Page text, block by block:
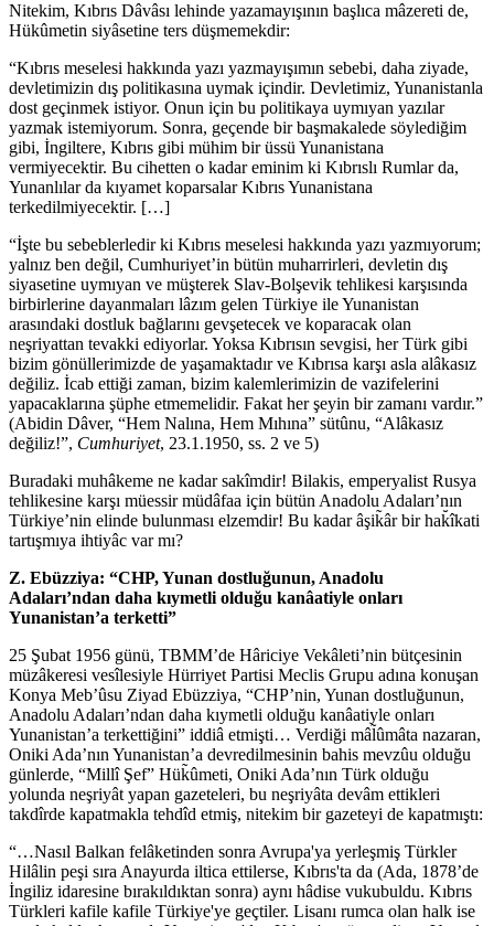
Nitekim, Kıbrıs Dâvâsı lehinde yazamayışının başlıca mâzereti de,
Hükûmetin siyâsetine ters düşmemekdir:
“Kıbrıs meselesi hakkında yazı yazmayışımın sebebi, daha ziyade,
devletimizin dış politikasına uymak içindir. Devletimiz, Yunanistanla
dost geçinmek istiyor. Onun için bu politikaya uymıyan yazılar
yazmak istemiyorum. Sonra, geçende bir başmakalede söylediğim
gibi, İngiltere, Kıbrıs gibi mühim bir üssü Yunanistana
vermiyecektir. Bu cihetten o kadar eminim ki Kıbrıslı Rumlar da,
Yunanlılar da kıyamet koparsalar Kıbrıs Yunanistana
terkedilmiyecektir. […]
“İşte bu sebeblerledir ki Kıbrıs meselesi hakkında yazı yazmıyorum;
yalnız ben değil, Cumhuriyet’in bütün muharrirleri, devletin dış
siyasetine uymıyan ve müşterek Slav-Bolşevik tehlikesi karşısında
birbirlerine dayanmaları lâzım gelen Türkiye ile Yunanistan
arasındaki dostluk bağlarını gevşetecek ve koparacak olan
neşriyattan tevakki ediyorlar. Yoksa Kıbrısın sevgisi, her Türk gibi
bizim gönüllerimizde de yaşamaktadır ve Kıbrısa karşı asla alâkasız
değiliz. İcab ettiği zaman, bizim kalemlerimizin de vazifelerini
yapacaklarına şüphe etmemelidir. Fakat her şeyin bir zamanı vardır.”
(Abidin Dâver, “Hem Nalına, Hem Mıhına” sütûnu, “Alâkasız
değiliz!”, Cumhuriyet, 23.1.1950, ss. 2 ve 5)
Buradaki muhâkeme ne kadar sakîmdir! Bilakis, emperyalist Rusya
tehlikesine karşı müessir müdâfaa için bütün Anadolu Adaları’nın
Türkiye’nin elinde bulunması elzemdir! Bu kadar âşik̃âr bir hak̆îkati
tartışmıya ihtiyâc var mı?
Z. Ebüzziya: “CHP, Yunan dostluğunun, Anadolu
Adaları’ndan daha kıymetli olduğu kanâatiyle onları
Yunanistan’a terketti”
25 Şubat 1956 günü, TBMM’de Hâriciye Vekâleti’nin bütçesinin
müzâkeresi vesîlesiyle Hürriyet Partisi Meclis Grupu adına konuşan
Konya Meb’ûsu Ziyad Ebüzziya, “CHP’nin, Yunan dostluğunun,
Anadolu Adaları’ndan daha kıymetli olduğu kanâatiyle onları
Yunanistan’a terkettiğini” iddiâ etmişti… Verdiği mâl̃ûmâta nazaran,
Oniki Ada’nın Yunanistan’a devredilmesinin bahis mevzûu olduğu
günlerde, “Millî Şef” Hük̃ûmeti, Oniki Ada’nın Türk olduğu
yolunda neşriyât yapan gazeteleri, bu neşriyâta devâm ettikleri
takdîrde kapatmakla tehdîd etmiş, nitekim bir gazeteyi de kapatmıştı:
“…Nasıl Balkan felâketinden sonra Avrupa'ya yerleşmiş Türkler
Hilâlin peşi sıra Anayurda iltica ettilerse, Kıbrıs'ta da (Ada, 1878’de
İngiliz idaresine bırakıldıktan sonra) aynı hâdise vukubuldu. Kıbrıs
Türkleri kafile kafile Türkiye'ye geçtiler. Lisanı rumca olan halk ise